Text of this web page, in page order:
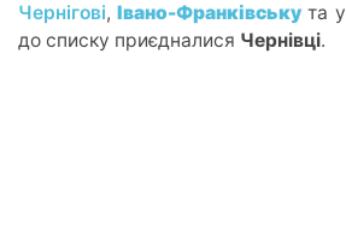
Чернігові,Івано-Франківську та у
до списку приєдналися Чернівці.